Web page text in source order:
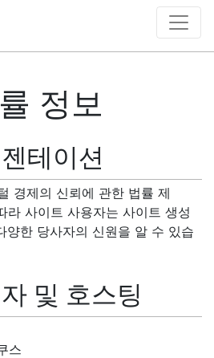
정보
테이션
경제의 신뢰에 관한 법률 제
사이트 사용자는 사이트 생성
양한 당사자의 신원을 알 수 있습
및 호스팅
스